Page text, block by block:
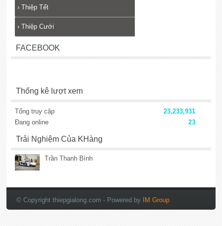
› Thiệp Tết
› Thiệp Cưới
FACEBOOK
Thống kê lượt xem
Tổng truy cập
23,233,931
Đang online
23
Trải Nghiệm Của KHàng
Trần Thanh Bình
© Copyright thiepgialong.com - Powered by IM Group